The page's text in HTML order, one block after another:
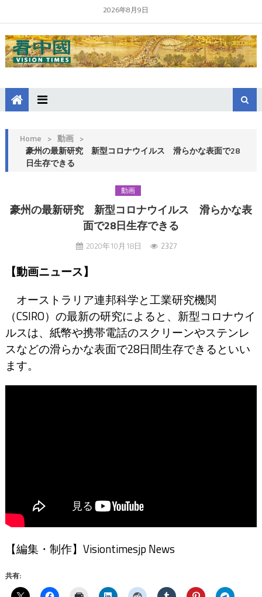
2026年8月9日
Home > 動画 >
豪州の最新研究 新型コロナウイルス 滑らかな表面で28
日生存できる
動画
豪州の最新研究 新型コロナウイルス 滑らかな表
面で28日生存できる
2020年10月18日 2327
【動画ニュース】
オーストラリア連邦科学と工業研究機関
（CSIRO）の最新の研究によると、新型コロナウイ
ルスは、紙幣や携帯電話のスクリーンやステンレ
スなどの滑らかな表面で28日間生存できるといい
ます。
【編集・制作】Visiontimesjp News
共有: